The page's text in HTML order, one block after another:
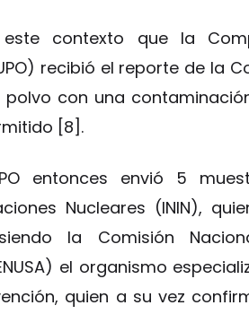
contexto que la
recibió el reporte de la
polvo con una
[8].
entonces envió 5
Nucleares (ININ),
la Comisión
el organismo
quien a su vez